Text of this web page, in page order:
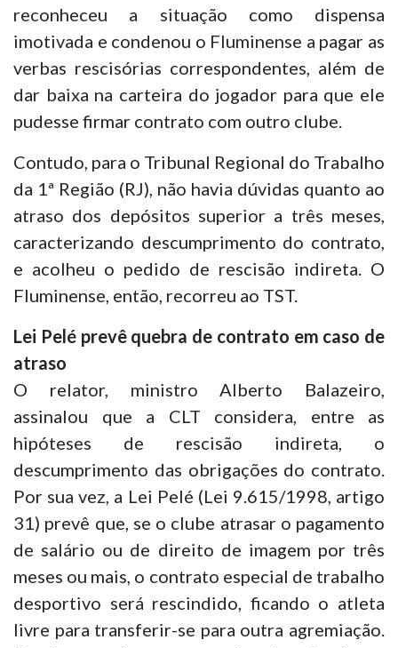
reconheceu a situação como dispensa
imotivada e condenou o Fluminense a pagar as
verbas rescisórias correspondentes, além de
dar baixa na carteira do jogador para que ele
pudesse firmar contrato com outro clube.
Contudo, para o Tribunal Regional do Trabalho
da 1ª Região (RJ), não havia dúvidas quanto ao
atraso dos depósitos superior a três meses,
caracterizando descumprimento do contrato,
e acolheu o pedido de rescisão indireta. O
Fluminense, então, recorreu ao TST.
Lei Pelé prevê quebra de contrato em caso de
atraso
O relator, ministro Alberto Balazeiro,
assinalou que a CLT considera, entre as
hipóteses de rescisão indireta, o
descumprimento das obrigações do contrato.
Por sua vez, a Lei Pelé (Lei 9.615/1998, artigo
31) prevê que, se o clube atrasar o pagamento
de salário ou de direito de imagem por três
meses ou mais, o contrato especial de trabalho
desportivo será rescindido, ficando o atleta
livre para transferir-se para outra agremiação.